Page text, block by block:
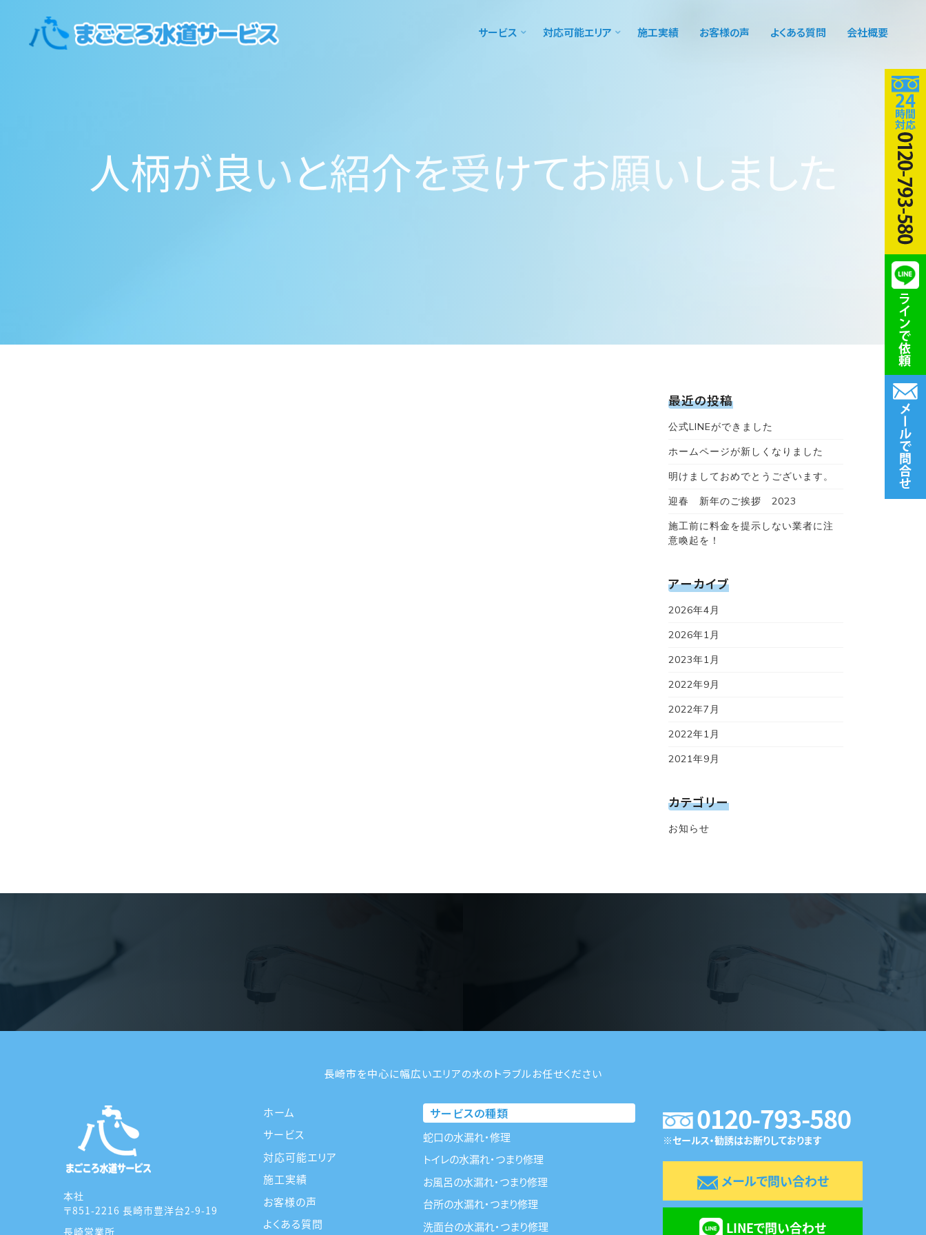
サービス 対応可能エリア 施工実績 お客様の声 よくある質問 会社概要
人柄が良いと紹介を受けてお願いしました
最近の投稿
公式LINEができました
ホームページが新しくなりました
明けましておめでとうございます。
迎春 新年のご挨拶 2023
施工前に料金を提示しない業者に注
意喚起を！
アーカイブ
2026年4月
2026年1月
2023年1月
2022年9月
2022年7月
2022年1月
2021年9月
カテゴリー
お知らせ
長崎市を中心に幅広いエリアの水のトラブルお任せください
本社
〒851-2216 長崎市豊洋台2-9-19
長崎営業所
ホーム
サービス
対応可能エリア
施工実績
お客様の声
よくある質問
サービスの種類
蛇口の水漏れ・修理
トイレの水漏れ・つまり修理
お風呂の水漏れ・つまり修理
台所の水漏れ・つまり修理
洗面台の水漏れ・つまり修理
0120-793-580
※セールス・勧誘はお断りしております
メールで問い合わせ
LINEで問い合わせ